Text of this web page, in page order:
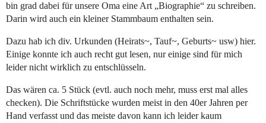
bin grad dabei für unsere Oma eine Art „Biographie“ zu schreiben.
Darin wird auch ein kleiner Stammbaum enthalten sein.
Dazu hab ich div. Urkunden (Heirats~, Tauf~, Geburts~ usw) hier.
Einige konnte ich auch recht gut lesen, nur einige sind für mich
leider nicht wirklich zu entschlüsseln.
Das wären ca. 5 Stück (evtl. auch noch mehr, muss erst mal alles
checken). Die Schriftstücke wurden meist in den 40er Jahren per
Hand verfasst und das meiste davon kann ich leider kaum